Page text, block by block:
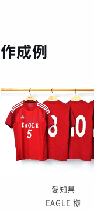
作成例
愛知県
EAGLE 様